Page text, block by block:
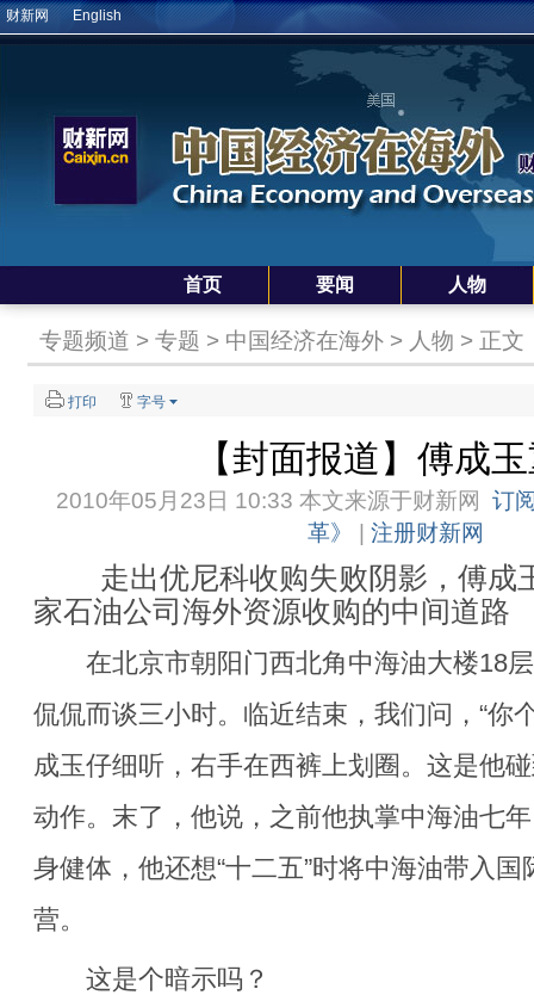
财新网 English
首页 要闻 人物
专题频道 > 专题 > 中国经济在海外 > 人物 > 正文
打印 字号
【封面报道】傅成
2010年05月23日 10:33 本文来源于财新网
订
革》
注册财新网
走出优尼科收购失败阴影，傅成
家石油公司海外资源收购的中间道路
在北京市朝阳门西北角中海油大楼18层
侃侃而谈三小时。临近结束，我们问，“你
成玉仔细听，右手在西裤上划圈。这是他
动作。末了，他说，之前他执掌中海油七
身健体，他还想“十二五”时将中海油带入
营。
这是个暗示吗？